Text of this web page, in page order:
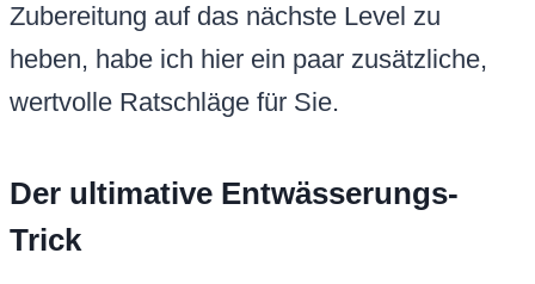
Zubereitung auf das nächste Level zu
heben, habe ich hier ein paar zusätzliche,
wertvolle Ratschläge für Sie.
Der ultimative Entwässerungs-
Trick